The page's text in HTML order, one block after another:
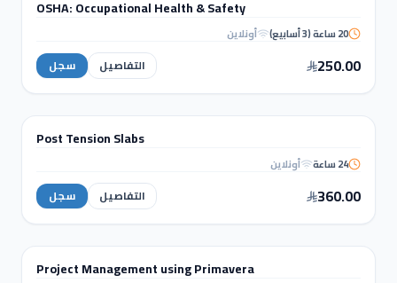
OSHA: Occupational Health &
OSHA: Occupational Health & Safety
20 ساعة (3 أسابيع) أونلاين
250.00 التفاصيل سجل
Post Tension
Slabs
STRUCTURAL ANALYSIS
Post Tension Slabs
24 ساعة أونلاين
360.00 التفاصيل سجل
MANAGEMENT & QS
Project Management using Primavera